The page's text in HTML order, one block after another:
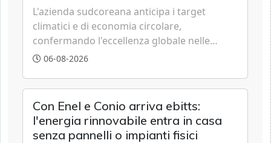
L'azienda sudcoreana anticipa i target
climatici e di economia circolare,
confermando l'eccellenza globale nelle
performance ESG grazie a innovazione,
06-08-2026
Con Enel e Conio arriva ebitts:
l'energia rinnovabile entra in casa
senza pannelli o impianti fisici